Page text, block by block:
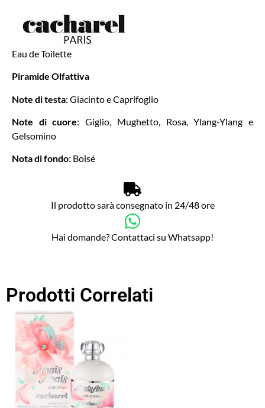
Eau de Toilette
Piramide Olfattiva
Note di testa: Giacinto e Caprifoglio
Note di cuore: Giglio, Mughetto, Rosa, Ylang-Ylang e
Gelsomino
Nota di fondo: Boisé
Il prodotto sarà consegnato in 24/48 ore
Hai domande? Contattaci su Whatsapp!
Prodotti Correlati